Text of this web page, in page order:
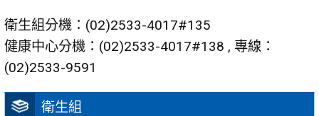
衛生組
衛生組分機：(02)2533-4017#135
健康中心分機：(02)2533-4017#138 , 專線：
(02)2533-9591